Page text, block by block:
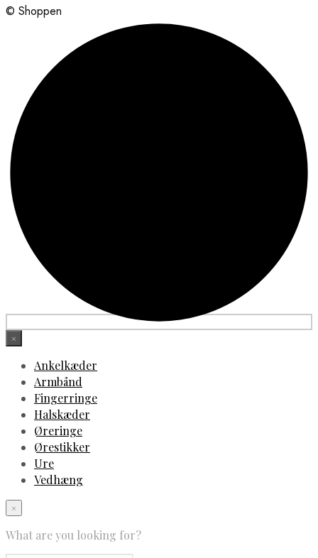
© Shoppen
×
Ankelkæder
Armbånd
Fingerringe
Halskæder
Øreringe
Ørestikker
Ure
Vedhæng
×
What are you looking for?